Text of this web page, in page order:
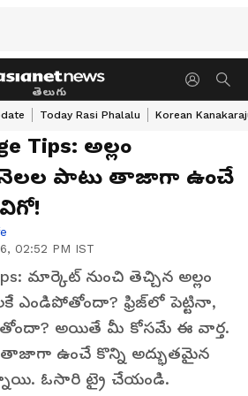
తెలుగు
Today Rasi Phalalu Korean
Tips: అల్లం
నెలల పాటు తాజాగా ఉంచే
02:52 PM IST
మార్కెట్ నుంచి తెచ్చిన అల్లం
ఎండిపోతోందా? ఫ్రిజ్‌లో పెట్టినా,
అయితే మీ కోసమే ఈ వార్త.
తాజాగా ఉంచే కొన్ని అద్భుతమైన
ఓసారి ట్రై చేయండి.